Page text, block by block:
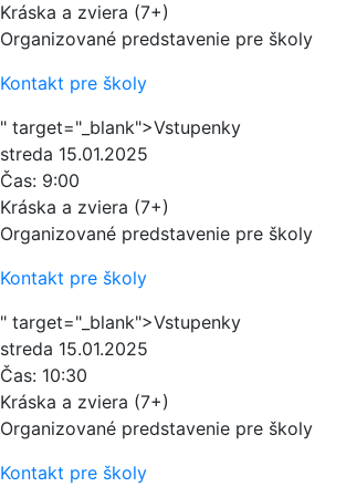
Kráska a zviera (7+)
Organizované predstavenie pre školy
Kontakt pre školy
" target="_blank">Vstupenky
streda 15.01.2025
Čas: 9:00
Kráska a zviera (7+)
Organizované predstavenie pre školy
Kontakt pre školy
" target="_blank">Vstupenky
streda 15.01.2025
Čas: 10:30
Kráska a zviera (7+)
Organizované predstavenie pre školy
Kontakt pre školy